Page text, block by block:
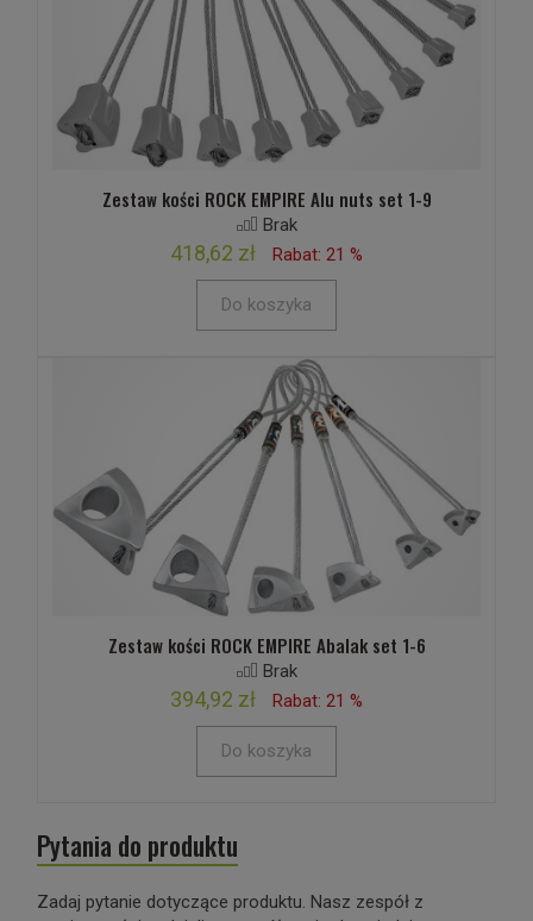
Zestaw kości ROCK EMPIRE Alu nuts set 1-9
Brak
418,62 zł Rabat: 21 %
Do koszyka
Zestaw kości ROCK EMPIRE Abalak set 1-6
Brak
394,92 zł Rabat: 21 %
Do koszyka
Pytania do produktu
Zadaj pytanie dotyczące produktu. Nasz zespół z